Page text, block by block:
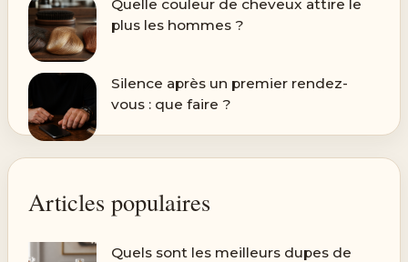
Quelle couleur de cheveux attire le
plus les hommes ?
Silence après un premier rendez-
vous : que faire ?
Articles populaires
Quels sont les meilleurs dupes de